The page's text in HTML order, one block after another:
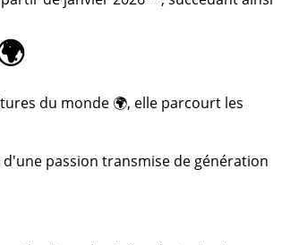
du monde 🌍, elle parcourt les
passion transmise de génération